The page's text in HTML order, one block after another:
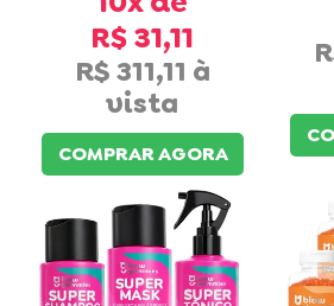
R$ 311,11
R$ 31,11
COMPRAR AGORA